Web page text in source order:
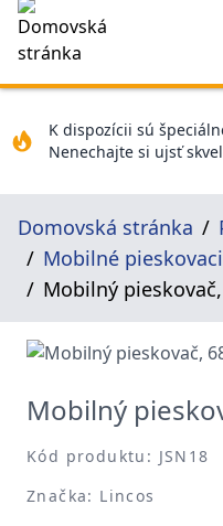
K dispozícii sú
Nenechajte si ujsť
Domovská stránka
Mobilné
Mobilný
Mobilný
Kód produktu: JSN18
Značka: Lincos